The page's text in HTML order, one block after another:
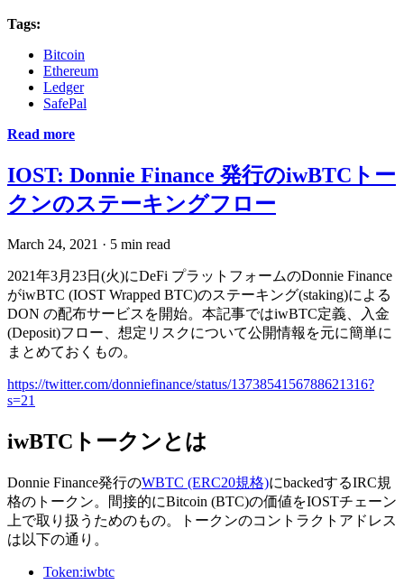
Tags:
Bitcoin
Ethereum
Ledger
SafePal
Read more
IOST: Donnie Finance 発行のiwBTCトー
クンのステーキングフロー
March 24, 2021 · 5 min read
2021年3月23日(火)にDeFi プラットフォームのDonnie Finance
がiwBTC (IOST Wrapped BTC)のステーキング(staking)による
DON の配布サービスを開始。本記事ではiwBTC定義、入金
(Deposit)フロー、想定リスクについて公開情報を元に簡単に
まとめておくもの。
https://twitter.com/donniefinance/status/1373854156788621316?
s=21
iwBTCトークンとは
Donnie Finance発行のWBTC (ERC20規格)にbackedするIRC規
格のトークン。間接的にBitcoin (BTC)の価値をIOSTチェーン
上で取り扱うためのもの。トークンのコントラクトアドレス
は以下の通り。
Token:iwbtc